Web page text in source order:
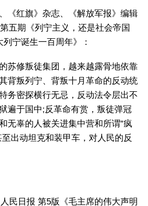
《红旗》杂志、《解放军报》编辑
五期《列宁主义，还是社会帝国
宁诞生一百周年》：
苏修叛徒集团，越来越露骨地依靠
背叛列宁、背叛十月革命的反动统
务密探横行无忌，反动法令层出不
遍于国中;反革命有赏，叛徒弹冠
无辜的人被关进集中营和所谓“疯
至出动坦克和装甲车，对人民的反
民日报 第5版《毛主席的伟大声明